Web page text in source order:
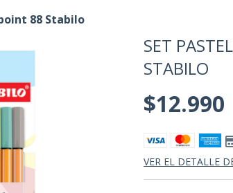
88 Stabilo
SET
STABILO
$12.990
VER EL DETALLE